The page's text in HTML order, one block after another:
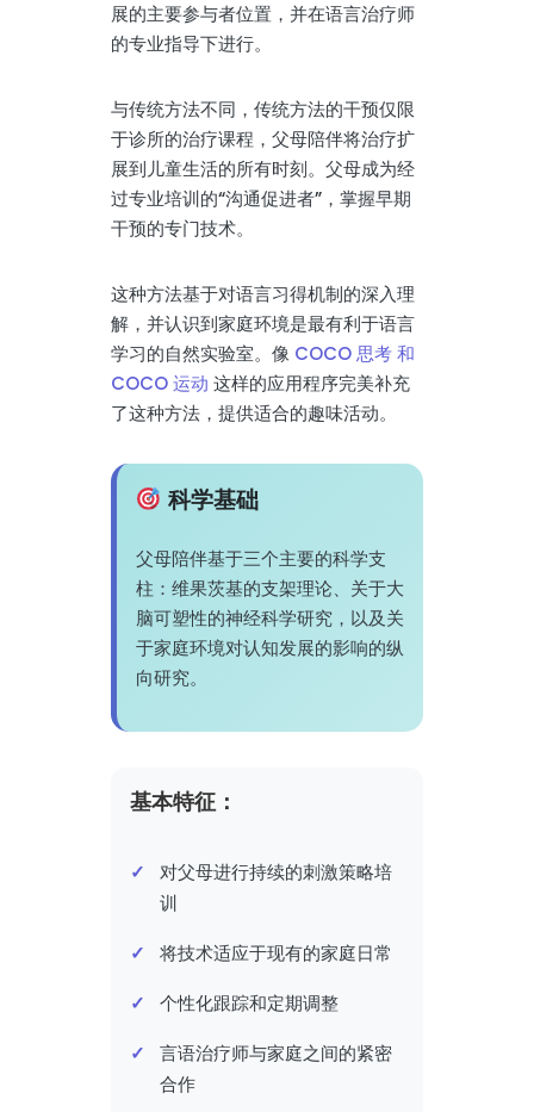
展的主要参与者位置，并在语言治疗师
的专业指导下进行。
与传统方法不同，传统方法的干预仅限
于诊所的治疗课程，父母陪伴将治疗扩
展到儿童生活的所有时刻。父母成为经
过专业培训的“沟通促进者”，掌握早期
干预的专门技术。
这种方法基于对语言习得机制的深入理
解，并认识到家庭环境是最有利于语言
学习的自然实验室。像 COCO 思考 和
COCO 运动 这样的应用程序完美补充
了这种方法，提供适合的趣味活动。
科学基础
父母陪伴基于三个主要的科学支
柱：维果茨基的支架理论、关于大
脑可塑性的神经科学研究，以及关
于家庭环境对认知发展的影响的纵
向研究。
基本特征：
对父母进行持续的刺激策略培
训
将技术适应于现有的家庭日常
个性化跟踪和定期调整
言语治疗师与家庭之间的紧密
合作